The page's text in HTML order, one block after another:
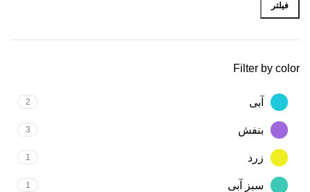
فیلتر
Filter by color
آبی 2
بنفش 3
زرد 1
سبز آبی 1